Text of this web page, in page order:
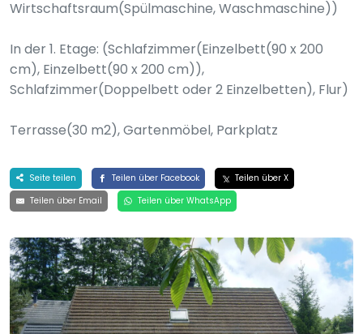
Wirtschaftsraum(Spülmaschine, Waschmaschine))
In der 1. Etage: (Schlafzimmer(Einzelbett(90 x 200
cm), Einzelbett(90 x 200 cm)),
Schlafzimmer(Doppelbett oder 2 Einzelbetten), Flur)
Terrasse(30 m2), Gartenmöbel, Parkplatz
Seite teilen Teilen über Facebook
Teilen über X
Teilen über Email
Teilen über WhatsApp